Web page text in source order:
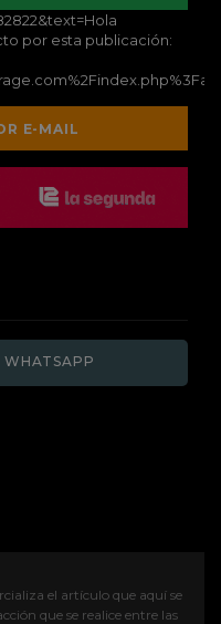
por esta publicación:
E-MAIL
el artículo que aquí se
que se realice entre las